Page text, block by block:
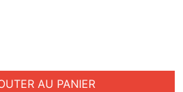
AU PANIER